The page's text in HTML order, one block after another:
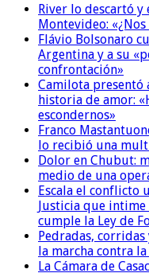
River lo descartó
Montevideo:
Flávio Bolsonaro
Argentina y a su
confrontación»
Camilota presentó
historia de amor:
escondernos»
Franco
lo recibió una
Dolor en Chubut:
medio de una
Escala el conflicto
Justicia que
cumple la Ley de
Pedradas,
la marcha contra
La Cámara de